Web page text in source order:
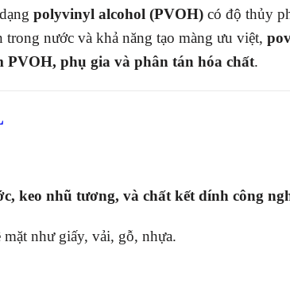
polyvinyl alcohol (PVOH) có độ thủy
nước và khả năng tạo màng ưu việt,
phụ gia và phân tán hóa chất.
keo nhũ tương, và chất kết dính công
như giấy, vải, gỗ, nhựa.